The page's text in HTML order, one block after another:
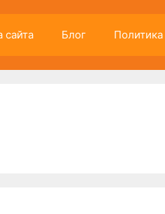
сайта Блог